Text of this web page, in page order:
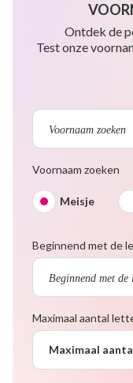
Ontdek de
Test onze
Voornaam zoeken
Meisje
Beginnend met de
Maximaal aantal
Maximaal